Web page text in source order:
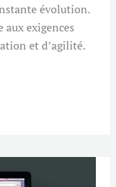
évolution.
exigences
et d’agilité.